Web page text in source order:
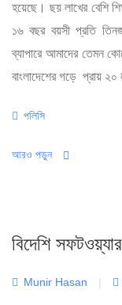
হয়েছে। ছয় লাখের বেশি
১৬ বছর বয়সী প্রতি
ব্যাপারে আমাদের তেমন
বাংলাদেশের গড়ে প্রায় ২০
Categories
পলিসি
আরও পড়ুন
বিদেশি
Munir Hasan |